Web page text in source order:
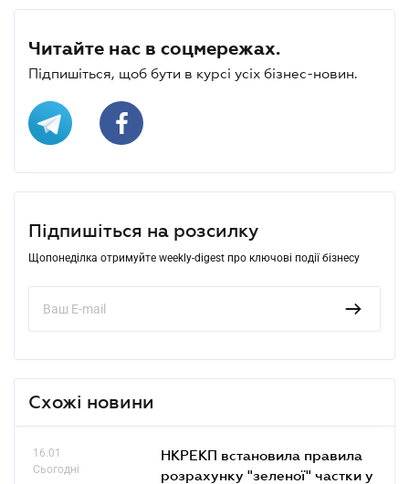
Читайте нас в соцмережах.
Підпишіться, щоб бути в курсі усіх бізнес-новин.
Підпишіться на розсилку
Щопонеділка отримуйте weekly-digest про ключові події бізнесу
Схожі новини
16.01
Сьогодні
НКРЕКП встановила правила
розрахунку "зеленої" частки у